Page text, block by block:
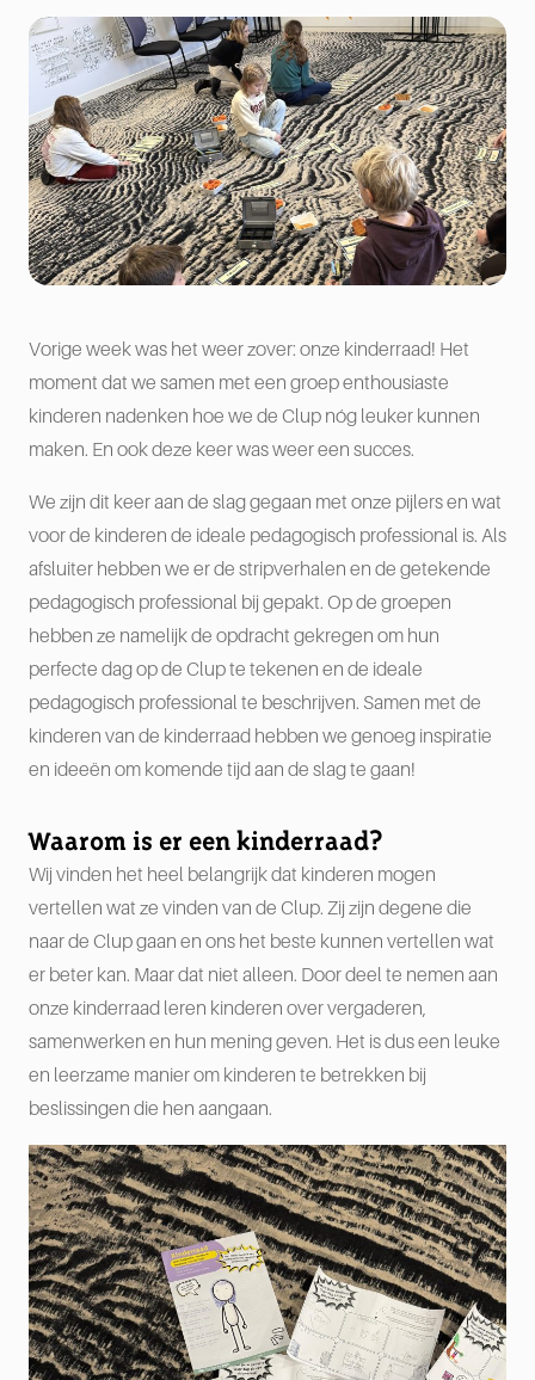
Vorige week was het weer zover: onze kinderraad! Het
moment dat we samen met een groep enthousiaste
kinderen nadenken hoe we de Clup nóg leuker kunnen
maken. En ook deze keer was weer een succes.
We zijn dit keer aan de slag gegaan met onze pijlers en wat
voor de kinderen de ideale pedagogisch professional is. Als
afsluiter hebben we er de stripverhalen en de getekende
pedagogisch professional bij gepakt. Op de groepen
hebben ze namelijk de opdracht gekregen om hun
perfecte dag op de Clup te tekenen en de ideale
pedagogisch professional te beschrijven. Samen met de
kinderen van de kinderraad hebben we genoeg inspiratie
en ideeën om komende tijd aan de slag te gaan!
Waarom is er een kinderraad?
Wij vinden het heel belangrijk dat kinderen mogen
vertellen wat ze vinden van de Clup. Zij zijn degene die
naar de Clup gaan en ons het beste kunnen vertellen wat
er beter kan. Maar dat niet alleen. Door deel te nemen aan
onze kinderraad leren kinderen over vergaderen,
samenwerken en hun mening geven. Het is dus een leuke
en leerzame manier om kinderen te betrekken bij
beslissingen die hen aangaan.